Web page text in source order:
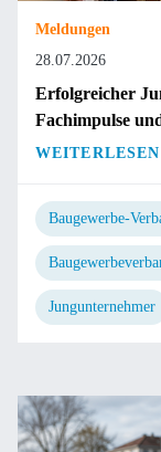
Meldungen
28.07.2026
Erfolgreicher
Fachimpulse
WEITERLESEN
Baugewerbe-
Jungunternehmer